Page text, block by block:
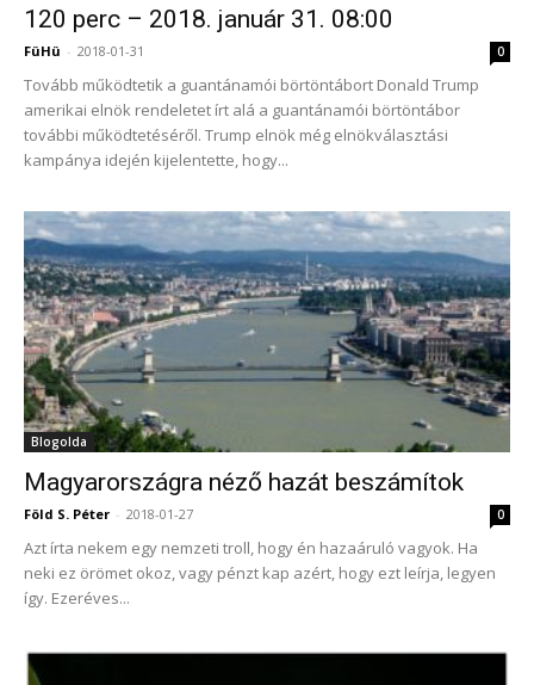
120 perc – 2018. január 31. 08:00
FüHü - 2018-01-31 0
Tovább működtetik a guantánamói börtöntábort Donald Trump
amerikai elnök rendeletet írt alá a guantánamói börtöntábor
további működtetéséről. Trump elnök még elnökválasztási
kampánya idején kijelentette, hogy...
Blogolda
Magyarországra néző hazát beszámítok
Föld S. Péter - 2018-01-27 0
Azt írta nekem egy nemzeti troll, hogy én hazaáruló vagyok. Ha
neki ez örömet okoz, vagy pénzt kap azért, hogy ezt leírja, legyen
így. Ezeréves...